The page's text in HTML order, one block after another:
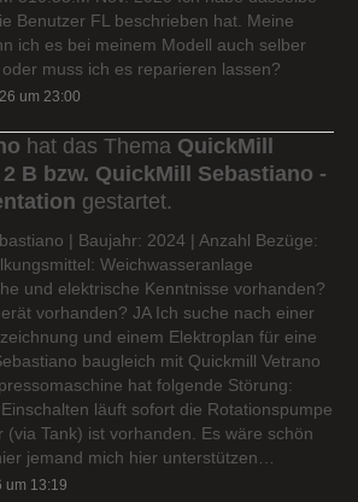
Benutzer FL beschrieben hat. Meine
ich es bei meinem Modell auch selber
muss ich es reparieren lassen?
um 23:00
hat das Thema QuickMill
B bzw. QuickMill Sebastiano -
gestartet.
| Baujahr: 2024 | Anzahl Bezüge:
Weichwasseranlage
und elektrische Kenntnisse vorhanden?
vorhanden? JA Ich suche nach einer
und einem Elektroplan für eine
baugleich mit Quickmill Vetrano
hat folgende Störung:
läuft sofort die Rotationspumpe
(via Tank) ist vorhanden. Es wäre schön
jemand mich hier unterstützen…
um 13:19